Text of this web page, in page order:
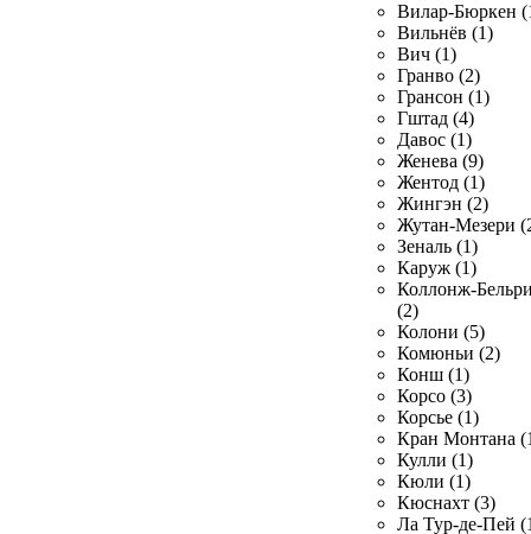
Вилар-Бюркен
Вильнёв (1)
Вич (1)
Гранво (2)
Грансон (1)
Гштад (4)
Давос (1)
Женева (9)
Жентод (1)
Жингэн (2)
Жутан-Мезери
Зеналь (1)
Каруж (1)
Коллонж-
(2)
Колони (5)
Комюньи (2)
Конш (1)
Корсо (3)
Корсье (1)
Кран Монтана
Кулли (1)
Кюли (1)
Кюснахт (3)
Ла Тур-де-Пей